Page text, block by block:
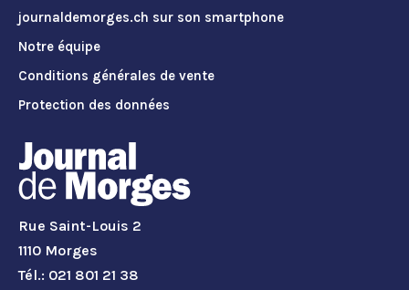
journaldemorges.ch sur son smartphone
Notre équipe
Conditions générales de vente
Protection des données
Rue Saint-Louis 2
1110 Morges
Tél.: 021 801 21 38